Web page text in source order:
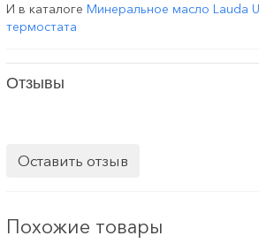
И в каталоге Минеральное масло Lauda
термостата
Отзывы
Оставить отзыв
Похожие товары